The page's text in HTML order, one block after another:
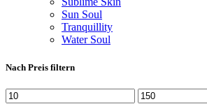
Sun Soul
Tranquillity
Water Soul
Nach Preis filtern